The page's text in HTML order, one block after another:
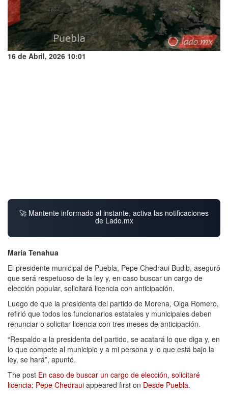
16 de Abril, 2026 10:01
🚀 Mantente informado al instante, activa las notificaciones
de Lado.mx
María Tenahua
El presidente municipal de Puebla, Pepe Chedraui Budib, aseguró
que será respetuoso de la ley y, en caso buscar un cargo de
elección popular, solicitará licencia con anticipación.
Luego de que la presidenta del partido de Morena, Olga Romero,
refirió que todos los funcionarios estatales y municipales deben
renunciar o solicitar licencia con tres meses de anticipación.
“Respaldo a la presidenta del partido, se acatará lo que diga y, en
lo que compete al municipio y a mi persona y lo que está bajo la
ley, se hará”, apuntó.
The post En caso de buscar un cargo de elección, solicitaré
licencia: Pepe Chedraui appeared first on Desde Puebla.